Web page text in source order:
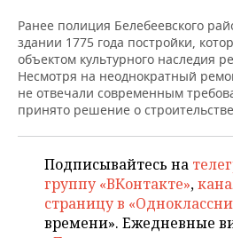
ОПК
ЭНЕРГЕТИКА
УСЛУГИ
МЕДИА
ТЕЛЕКОММУНИКАЦИИ
ВЫЕЗДНАЯ РЕДАКЦИЯ
БИЗНЕС-БРАНЧИ
ОТКРЫТАЯ ЛЕКЦИЯ
НОВОСТИ СПОРТА
ФУТБОЛ
БАСКЕТБОЛ
ВОЛЕЙБОЛ
ОБЩЕСТВО
НОВОСТИ ОБЩЕСТВА
ИНФРАСТРУКТУРА
ИСТОРИЯ
ФОТОГАЛЕРЕЯ
СПРАВОЧНИК
СПИСОК ПЕРСОН
ПОЛНАЯ ВЕРСИЯ
Ранее полиция Белебеевского
здании 1775 года постройки,
объектом культурного наследия
Несмотря на неоднократный
не отвечали современным
принято решение о
Подписывайтесь на
группу «ВКонтакте»,
страницу в
времени». Ежедневные